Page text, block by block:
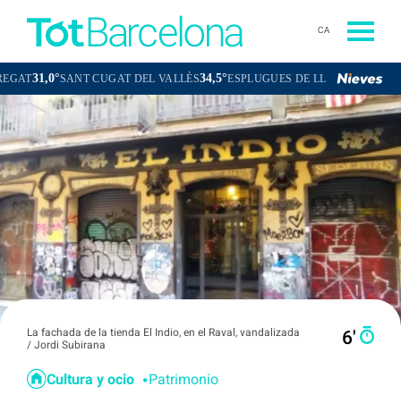
CA
SANT CUGAT DEL VALLÈS34,5°ESPLUGUES DE LLOBREGAT31,9°
La fachada de la tienda El Indio, en el Raval, vandalizada
/ Jordi Subirana
6′
Cultura y ocio Patrimonio